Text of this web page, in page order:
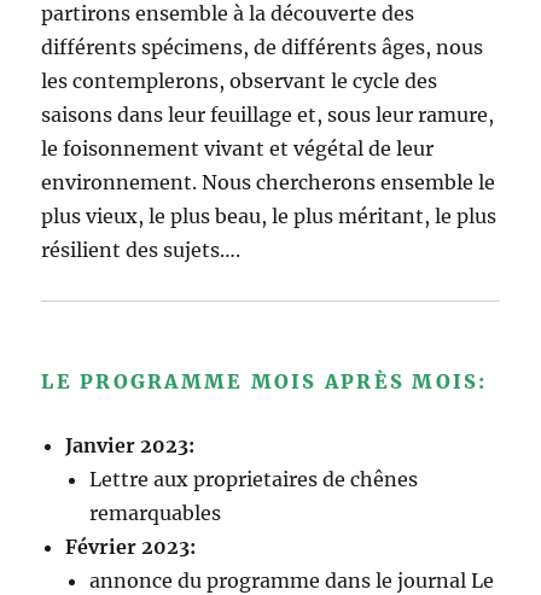
partirons ensemble à la découverte des
différents spécimens, de différents âges, nous
les contemplerons, observant le cycle des
saisons dans leur feuillage et, sous leur ramure,
le foisonnement vivant et végétal de leur
environnement. Nous chercherons ensemble le
plus vieux, le plus beau, le plus méritant, le plus
résilient des sujets….
LE PROGRAMME MOIS APRÈS MOIS:
Janvier 2023:
Lettre aux proprietaires de chênes
remarquables
Février 2023:
annonce du programme dans le journal Le